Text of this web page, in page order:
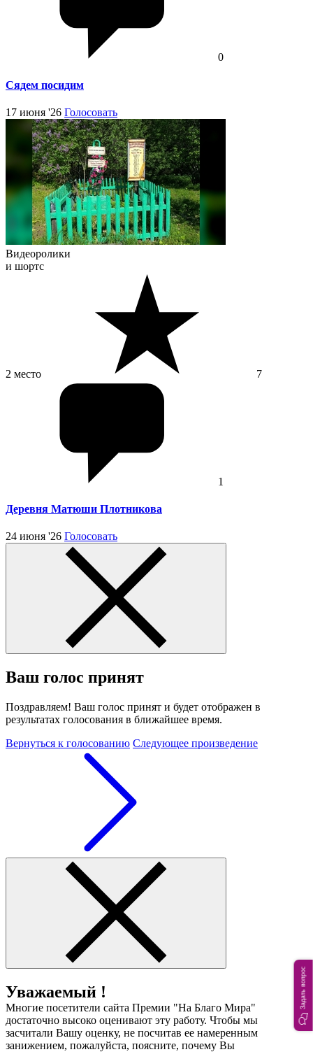
0
Сядем посидим
17 июня '26 Голосовать
Видеоролики
и шортс
2 место 7
1
Деревня Матюши Плотникова
24 июня '26 Голосовать
Ваш голос принят
Поздравляем! Ваш голос принят и будет отображен в
результатах голосования в ближайшее время.
Вернуться к голосованию Следующее произведение
Уважаемый !
Многие посетители сайта Премии "На Благо Мира"
достаточно высоко оценивают эту работу. Чтобы мы
засчитали Вашу оценку, не посчитав ее намеренным
занижением, пожалуйста, поясните, почему Вы
Задать вопрос